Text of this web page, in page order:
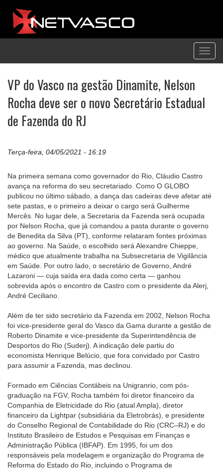
VP do Vasco na gestão Dinamite, Nelson
Rocha deve ser o novo Secretário Estadual
de Fazenda do RJ
Terça-feira, 04/05/2021 - 16:19
Na primeira semana como governador do Rio, Cláudio Castro
avança na reforma do seu secretariado. Como O GLOBO
publicou no último sábado, a dança das cadeiras deve afetar até
sete pastas, e o primeiro a deixar o cargo será Guilherme
Mercês. No lugar dele, a Secretaria da Fazenda será ocupada
por Nelson Rocha, que já comandou a pasta durante o governo
de Benedita da Silva (PT), conforme relataram fontes próximas
ao governo. Na Saúde, o escolhido será Alexandre Chieppe,
médico que atualmente trabalha na Subsecretaria de Vigilância
em Saúde. Por outro lado, o secretário de Governo, André
Lazaroni — cuja saída era dada como certa — ganhou
sobrevida após o encontro de Castro com o presidente da Alerj,
André Ceciliano.
Além de ter sido secretário da Fazenda em 2002, Nelson Rocha
foi vice-presidente geral do Vasco da Gama durante a gestão de
Roberto Dinamite e vice-presidente da Superintendência de
Desportos do Rio (Suderj). A indicação dele partiu do
economista Henrique Belúcio, que fora convidado por Castro
para assumir a Fazenda, mas declinou.
Formado em Ciências Contábeis na Unigranrio, com pós-
graduação na FGV, Rocha também foi diretor financeiro da
Companhia de Eletricidade do Rio (atual Ampla), diretor
financeiro da Lightpar (subsidiária da Eletrobrás), e presidente
do Conselho Regional de Contabilidade do Rio (CRC–RJ) e do
Instituto Brasileiro de Estudos e Pesquisas em Finanças e
Administração Pública (IBFAP). Em 1995, foi um dos
responsáveis pela modelagem e organização do Programa de
Reforma do Estado do Rio, incluindo o Programa de